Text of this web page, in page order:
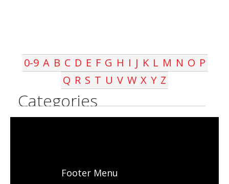
0-9 A B C D E F G H I J K L M N O P
Q R S T U V W X Y Z
Categories
Footer Menu